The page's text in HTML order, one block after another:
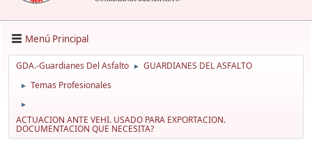
Menú Principal
GDA.-Guardianes Del Asfalto ► GUARDIANES DEL ASFALTO
► Temas Profesionales
►
ACTUACION ANTE VEHI. USADO PARA EXPORTACION.
DOCUMENTACION QUE NECESITA?